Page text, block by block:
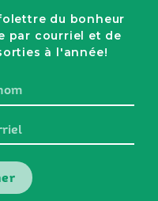
du bonheur
par courriel et de
à l'année!